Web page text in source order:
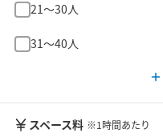
21〜30人
31〜40人
スペース料 ※1時間あたり